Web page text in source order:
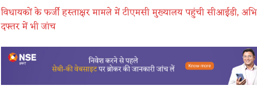
विधायकों के फर्जी हस्ताक्षर मामले में टीएमसी मुख्यालय पहुंची सीआईडी,
दफ्तर में भी जांच